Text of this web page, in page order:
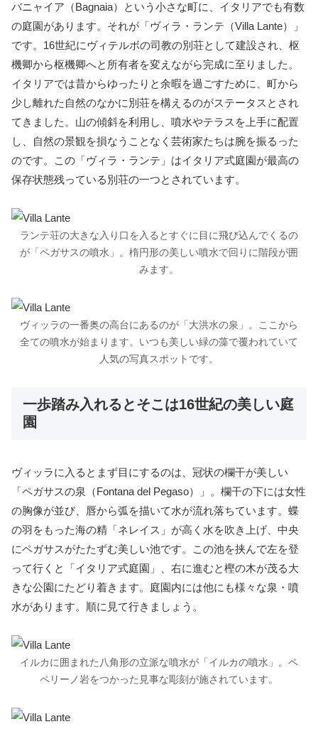
バニャイア（Bagnaia）という小さな町に、イタリアでも有数
の庭園があります。それが「ヴィラ・ランテ（Villa Lante）」
です。16世紀にヴィテルボの司教の別荘として建設され、枢
機卿から枢機卿へと所有者を変えながら完成に至りました。
イタリアでは昔からゆったりと余暇を過ごすために、町から
少し離れた自然のなかに別荘を構えるのがステータスとされ
てきました。山の傾斜を利用し、噴水やテラスを上手に配置
し、自然の景観を損なうことなく芸術家たちは腕を振るった
のです。この「ヴィラ・ランテ」はイタリア式庭園が最高の
保存状態残っている別荘の一つとされています。
ランテ荘の大きな入り口を入るとすぐに目に飛び込んでくるの
が「ペガサスの噴水」。楕円形の美しい噴水で回りに階段が囲
みます。
ヴィッラの一番奥の高台にあるのが「大洪水の泉」。ここから
全ての噴水が始まります。いつも美しい緑の藻で覆われていて
人気の写真スポットです。
一歩踏み入れるとそこは16世紀の美しい庭
園
ヴィッラに入るとまず目にするのは、冠状の欄干が美しい
「ペガサスの泉（Fontana del Pegaso）」。欄干の下には女性
の胸像が並び、唇から弧を描いて水が流れ落ちています。蝶
の羽をもった海の精「ネレイス」が高く水を吹き上げ、中央
にペガサスがたたずむ美しい池です。この池を挟んで左を登
って行くと「イタリア式庭園」、右に進むと樫の木が茂る大
きな公園にたどり着きます。庭園内には他にも様々な泉・噴
水があります。順に見て行きましょう。
イルカに囲まれた八角形の立派な噴水が「イルカの噴水」。ペ
ペリーノ岩をつかった見事な彫刻が施されています。